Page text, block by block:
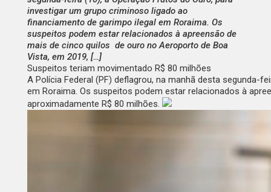
investigar um grupo criminoso ligado ao
financiamento de garimpo ilegal em Roraima. Os
suspeitos podem estar relacionados à apreensão de
mais de cinco quilos de ouro no Aeroporto de Boa
Vista, em 2019, […]
Suspeitos teriam movimentado R$ 80 milhões
A Polícia Federal (PF) deflagrou, na manhã desta segunda-
em Roraima. Os suspeitos podem estar relacionados à
aproximadamente R$ 80 milhões.